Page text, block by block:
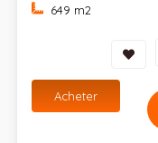
649 m2
Acheter